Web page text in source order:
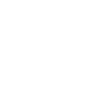
早くて便利。しかも
ら中南部のビーチリ
、鉄道、空路、どれ
素朴な疑問にもお答
アジア旅行好きの方
。ホーチミン観光情
すが、近年はホーチ